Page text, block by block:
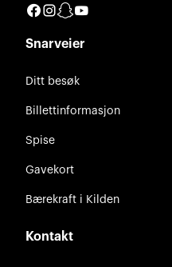
Facebook
Instagram
Snapchat
Snarveier
Ditt besøk
Billettinformasjon
Spise
Gavekort
Bærekraft i Kilden
Kontakt